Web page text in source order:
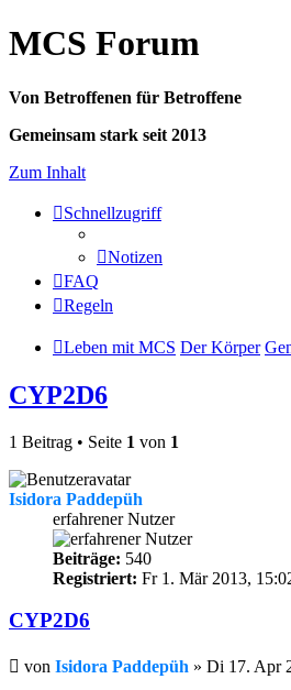
MCS Forum
Von Betroffenen für Betroffene
Gemeinsam stark seit 2013
Zum Inhalt
Schnellzugriff
Notizen
FAQ
Regeln
Leben mit MCS Der Körper
CYP2D6
1 Beitrag • Seite 1 von 1
Isidora Paddepüh
erfahrener Nutzer
Beiträge: 540
Registriert: Fr 1. Mär 2013,
CYP2D6
Beitrag
von Isidora Paddepüh » Di 17. Apr